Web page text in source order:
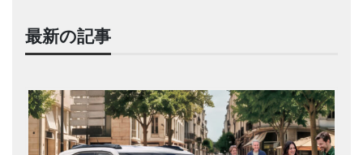
最新の記事